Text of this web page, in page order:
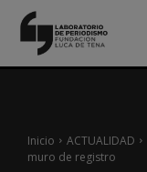
Inicio ACTUALIDAD
muro de registro